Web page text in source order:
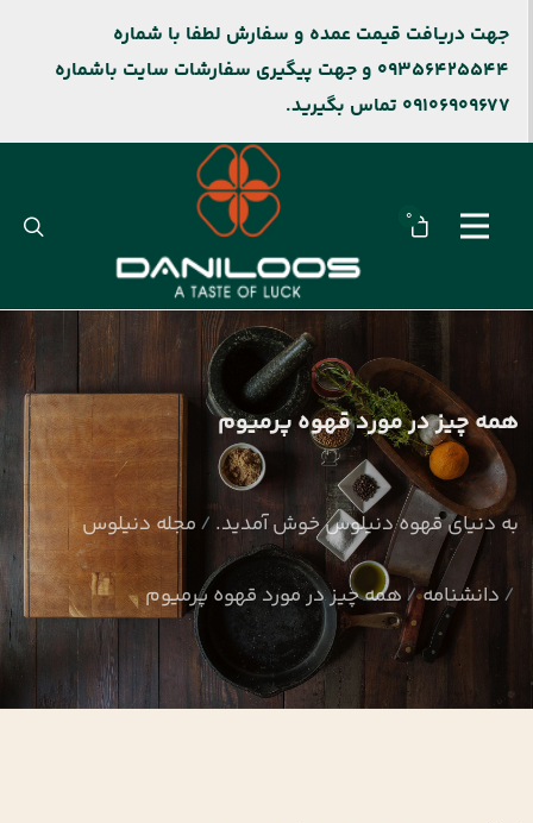
جهت دریافت قیمت عمده و سفارش لطفا با شماره
09356425544 و جهت پیگیری سفارشات سایت باشماره
09106909677 تماس بگیرید.
0
همه چیز در مورد قهوه پرمیوم
به دنیای قهوه دنیلوس خوش آمدید. مجله دنیلوس
دانشنامه همه چیز در مورد قهوه پرمیوم